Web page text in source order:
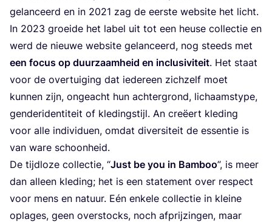
gelan­ceerd en in 2021 zag de eer­ste web­si­te het licht.
In 2023 groei­de het label uit tot een heu­se col­lec­tie en
werd de nieu­we web­si­te gelan­ceerd, nog steeds met
een focus op duur­zaam­heid en inclu­si­vi­teit. Het staat
voor de over­tui­ging dat ieder­een zich­zelf moet
kun­nen zijn, onge­acht hun ach­ter­grond, lichaams­ty­pe,
gen­de­ri­den­ti­teit of kle­ding­stijl. An cre­ëert kle­ding
voor alle indi­vi­du­en, omdat diver­si­teit de essen­tie is
van ware schoonheid.
De tijd­lo­ze col­lec­tie, “Just be you in Bam­boo”, is meer
dan alleen kle­ding; het is een sta­te­ment over res­pect
voor mens en natuur. Eén enke­le col­lec­tie in klei­ne
opla­ges, geen over­stocks, noch afprij­zin­gen, maar